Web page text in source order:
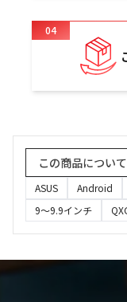
04
この商品につい
ASUS Android
9～9.9インチ